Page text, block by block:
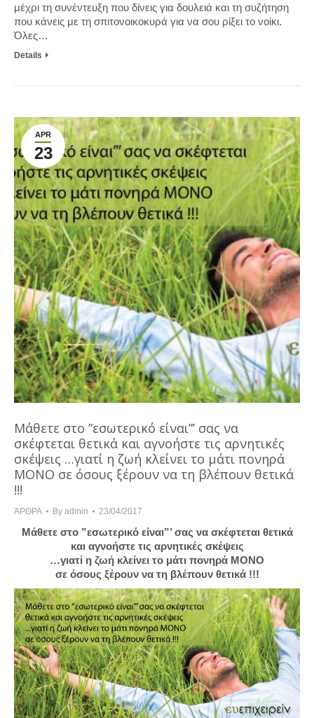
μέχρι τη συνέντευξη που δίνεις για δουλειά και τη συζήτηση
που κάνεις με τη σπιτονοικοκυρά για να σου ρίξει το νοίκι.
Όλες…
Details
APR
23
Μάθετε στο ”εσωτερικό είναι”’ σας να
σκέφτεται θετικά και αγνοήστε τις αρνητικές
σκέψεις …γιατί η ζωή κλείνει το μάτι πονηρά
ΜΟΝΟ σε όσους ξέρουν να τη βλέπουν θετικά
!!!
ΆΡΘΡΑ By admin 23/04/2017
Μάθετε στο ”εσωτερικό είναι”’ σας να σκέφτεται θετικά
και αγνοήστε τις αρνητικές σκέψεις
…γιατί η ζωή κλείνει το μάτι πονηρά ΜΟΝΟ
σε όσους ξέρουν να τη βλέπουν θετικά !!!